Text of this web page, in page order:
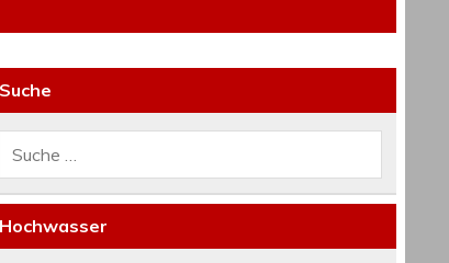
Suche
Hochwasser